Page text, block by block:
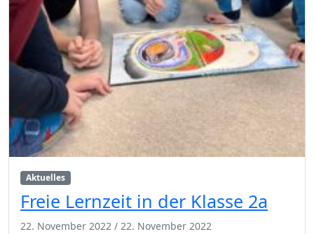
Aktuelles
Freie Lernzeit in der Klasse 2a
22. November 2022 / 22. November 2022